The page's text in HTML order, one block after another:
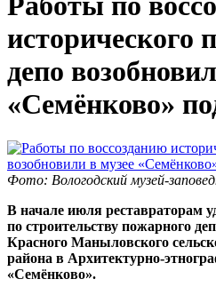
исторического
депо
«Семёнково»
Фото: Вологодский музей-
В начале июля реставраторам
по строительству пожарного
Красного Маныловского
района в Архитектурно-
«Семёнково».